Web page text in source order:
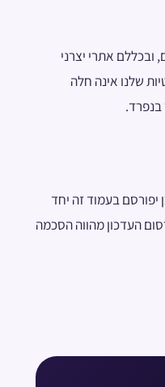
ובכללם אתרי יצרני
שלנו אינה חלה
בנפרד.
יפורסם בעמוד זה יחד
העדכון מהווה הסכמה